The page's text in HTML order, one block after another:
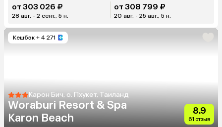
от 303 026 ₽
28 авг. - 2 сент., 5 н.
от 308 799 ₽
20 авг. - 25 авг., 5 н.
Кешбэк + 4 271
Карон Бич, о. Пхукет, Таиланд
Woraburi Resort & Spa
Karon Beach
8.9
61 отзыв